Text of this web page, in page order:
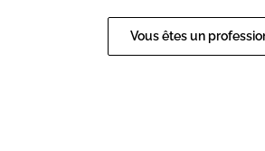
Vous êtes un